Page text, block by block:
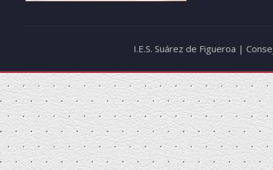
I.E.S. Suárez de Figueroa |